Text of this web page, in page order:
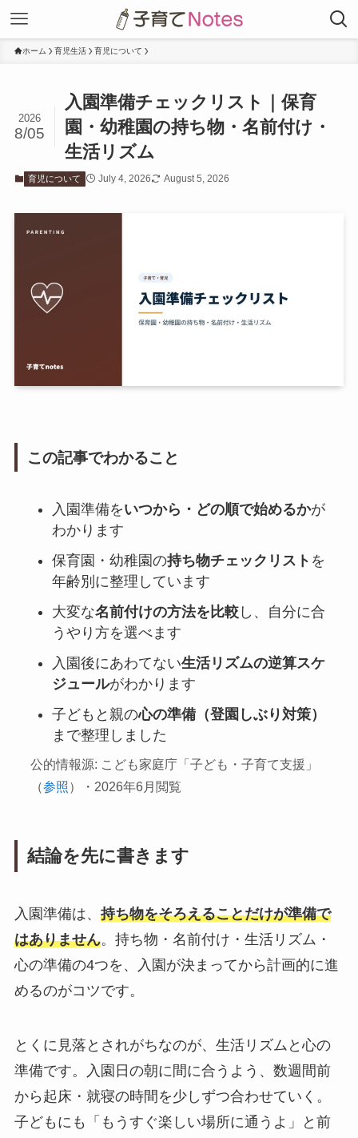
ホーム 育児生活 育児について
入園準備チェックリスト｜保育
園・幼稚園の持ち物・名前付け・
生活リズム
2026
8/05
育児について July 4, 2026 August 5, 2026
この記事でわかること
入園準備をいつから・どの順で始めるかが
わかります
保育園・幼稚園の持ち物チェックリスト を
年齢別に整理しています
大変な名前付けの方法を比較し、自分に合
うやり方を選べます
入園後にあわてない生活リズムの逆算スケ
ジュールがわかります
子どもと親の心の準備（登園しぶり対策）
まで整理しました
公的情報源: こども家庭庁「子ども・子育て支援」
（参照）・2026年6月閲覧
結論を先に書きます
入園準備は、 持ち物をそろえることだけが準備で
はありません。持ち物・名前付け・生活リズム・
心の準備の4つを、入園が決まってから計画的に進
めるのがコツです。
とくに見落とされがちなのが、生活リズムと心の
準備です。入園日の朝に間に合うよう、数週間前
から起床・就寝の時間を少しずつ合わせていく。
子どもにも「もうすぐ楽しい場所に通うよ」と前